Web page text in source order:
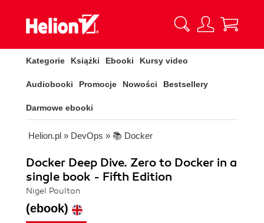
Kategorie Książki Ebooki Kursy video
Audiobooki Promocje Nowości Bestsellery
Darmowe ebooki
Helion.pl » DevOps » 📚 Docker
Docker Deep Dive. Zero to Docker in a
single book - Fifth Edition
Nigel Poulton
(ebook)